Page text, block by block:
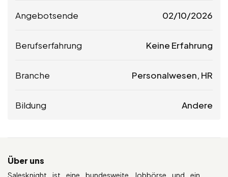
Angebotsende 02/10/2026
Berufserfahrung Keine Erfahrung
Branche Personalwesen, HR
Bildung Andere
Über uns
Salesknight ist eine bundesweite Jobbörse und ein